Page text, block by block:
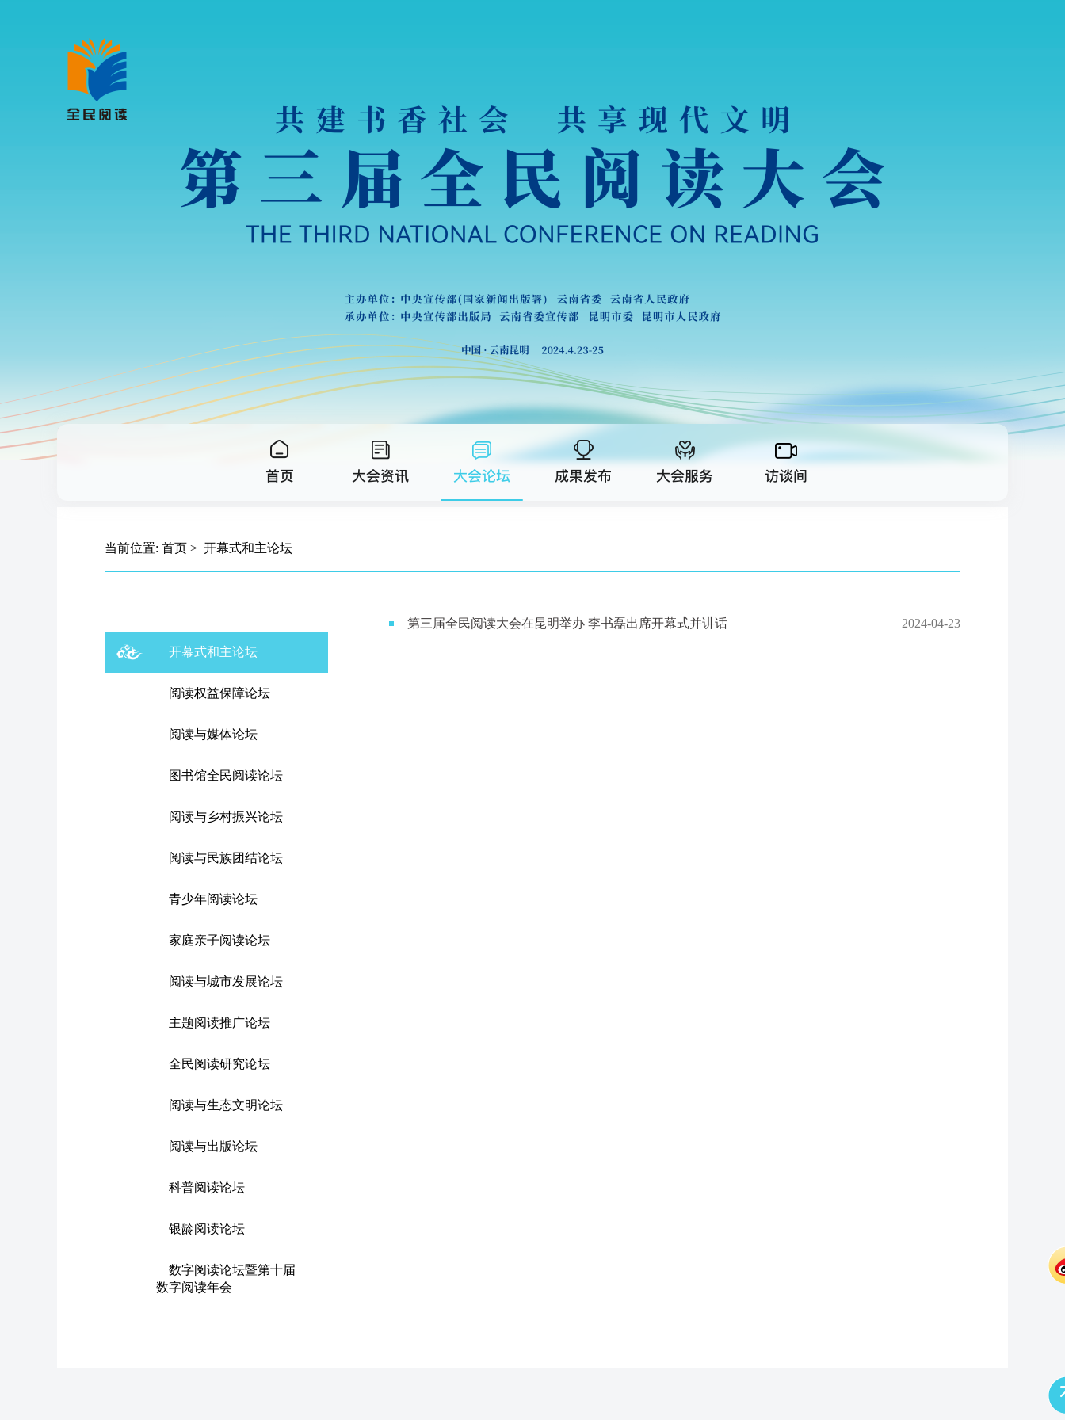
当前位置: 首页 > 开幕式和主论坛
开幕式和主论坛
阅读权益保障论坛
阅读与媒体论坛
图书馆全民阅读论坛
阅读与乡村振兴论坛
阅读与民族团结论坛
青少年阅读论坛
家庭亲子阅读论坛
阅读与城市发展论坛
主题阅读推广论坛
全民阅读研究论坛
阅读与生态文明论坛
阅读与出版论坛
科普阅读论坛
银龄阅读论坛
数字阅读论坛暨第十届
数字阅读年会
第三届全民阅读大会在昆明举办 李书磊出席开幕式并讲话 2024-04-23